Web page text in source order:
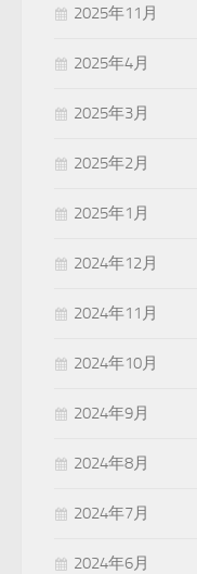
2025年11月
2025年4月
2025年3月
2025年2月
2025年1月
2024年12月
2024年11月
2024年10月
2024年9月
2024年8月
2024年7月
2024年6月